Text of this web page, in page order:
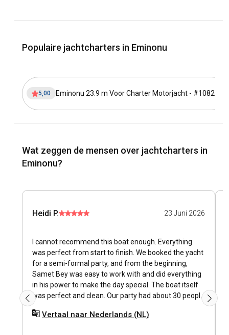
Populaire jachtcharters in Eminonu
5,00 Eminonu 23.9 m Voor Charter Motorjacht - #10820
Wat zeggen de mensen over jachtcharters in
Eminonu?
Heidi P. 23 Juni 2026
I cannot recommend this boat enough. Everything
was perfect from start to finish. We booked the yacht
for a semi-formal party, and from the beginning,
Samet Bey was easy to work with and did everything
in his power to make the day special. The boat itself
was perfect and clean. Our party had about 30 people
total, and there was plenty of room to dance upstairs
and eat downstairs. The bathrooms were well-
Vertaal naar Nederlands (NL)